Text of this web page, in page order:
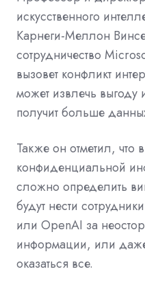
искусственного
Карнеги-Меллон
сотрудничество
вызовет конфликт
может извлечь выгоду
получит больше
Также он отметил, что
конфиденциальной
сложно определить
будут нести
или OpenAI за
информации, или
оказаться все.